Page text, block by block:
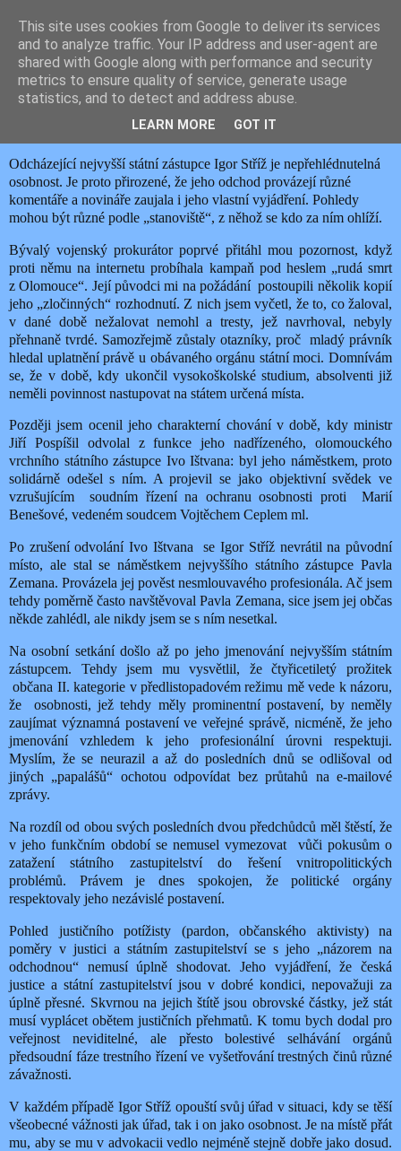
JEMELIK ZDENĚK
neděle 30. března 2025
OHLÉDNUTÍ ZA IGOREM STŘÍŽEM
Odcházející nejvyšší státní zástupce Igor Stříž je nepřehlédnutelná
osobnost. Je proto přirozené, že jeho odchod provázejí různé
komentáře a novináře zaujala i jeho vlastní vyjádření. Pohledy
mohou být různé podle „stanoviště“, z něhož se kdo za ním ohlíží.
Bývalý vojenský prokurátor poprvé přitáhl mou pozornost, když
proti němu na internetu probíhala kampaň pod heslem „rudá smrt
z Olomouce“. Její původci mi na požádání postoupili několik kopií
jeho „zločinných“ rozhodnutí. Z nich jsem vyčetl, že to, co žaloval,
v dané době nežalovat nemohl a tresty, jež navrhoval, nebyly
přehnaně tvrdé. Samozřejmě zůstaly otazníky, proč mladý právník
hledal uplatnění právě u obávaného orgánu státní moci. Domnívám
se, že v době, kdy ukončil vysokoškolské studium, absolventi již
neměli povinnost nastupovat na státem určená místa.
Později jsem ocenil jeho charakterní chování v době, kdy ministr
Jiří Pospíšil odvolal z funkce jeho nadřízeného, olomouckého
vrchního státního zástupce Ivo Ištvana: byl jeho náměstkem, proto
solidárně odešel s ním. A projevil se jako objektivní svědek ve
vzrušujícím soudním řízení na ochranu osobnosti proti Marií
Benešové, vedeném soudcem Vojtěchem Ceplem ml.
Po zrušení odvolání Ivo Ištvana
se Igor Stříž nevrátil na původní
místo, ale stal se náměstkem nejvyššího státního zástupce Pavla
Zemana. Provázela jej pověst nesmlouvavého profesionála. Ač jsem
tehdy poměrně často navštěvoval Pavla Zemana, sice jsem jej občas
někde zahlédl, ale nikdy jsem se s ním nesetkal.
Na osobní setkání došlo až po jeho jmenování nejvyšším státním
zástupcem. Tehdy jsem mu vysvětlil, že čtyřicetiletý prožitek
občana II. kategorie v předlistopadovém režimu mě vede k názoru,
že
osobnosti, jež tehdy měly prominentní postavení, by neměly
zaujímat významná postavení ve veřejné správě, nicméně, že jeho
jmenování vzhledem k jeho profesionální úrovni respektuji.
Myslím, že se neurazil a až do posledních dnů se odlišoval od
jiných „papalášů“ ochotou odpovídat bez průtahů na e-mailové
zprávy.
Na rozdíl od obou svých posledních dvou předchůdců měl štěstí, že
v jeho funkčním období se nemusel vymezovat
vůči pokusům o
zatažení státního zastupitelství do řešení vnitropolitických
problémů. Právem je dnes spokojen, že politické orgány
respektovaly jeho nezávislé postavení.
Pohled justičního potížisty (pardon, občanského aktivisty) na
poměry v justici a státním zastupitelství se s jeho „názorem na
odchodnou“ nemusí úplně shodovat. Jeho vyjádření, že česká
justice a státní zastupitelství jsou v dobré kondici, nepovažuji za
úplně přesné. Skvrnou na jejich štítě jsou obrovské částky, jež stát
musí vyplácet obětem justičních přehmatů. K tomu bych dodal pro
veřejnost neviditelné, ale přesto bolestivé selhávání orgánů
předsoudní fáze trestního řízení ve vyšetřování trestných činů různé
závažnosti.
V každém případě Igor Stříž opouští svůj úřad v situaci, kdy se těší
všeobecné vážnosti jak úřad, tak i on jako osobnost. Je na místě přát
mu, aby se mu v advokacii vedlo nejméně stejně dobře jako dosud.
This site uses cookies from Google to deliver its services
and to analyze traffic. Your IP address and user-agent are
shared with Google along with performance and security
metrics to ensure quality of service, generate usage
statistics, and to detect and address abuse.
LEARN MORE GOT IT